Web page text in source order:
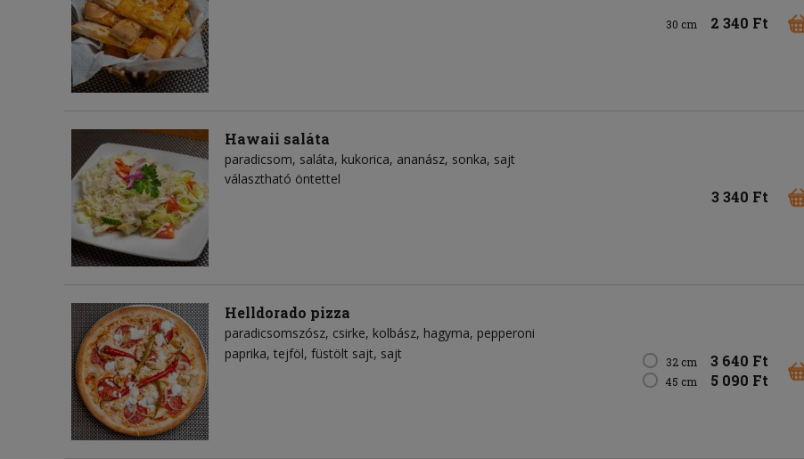
30 cm 2 340 Ft
Hawaii saláta
paradicsom saláta kukorica ananász sonka sajt
választható öntettel
3 340 Ft
Helldorado pizza
paradicsomszósz csirke kolbász hagyma pepperoni
paprika tejföl füstölt sajt sajt 32 cm 3 640 Ft
45 cm 5 090 Ft